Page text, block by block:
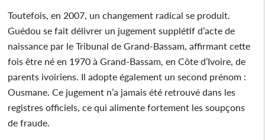
Toutefois, en 2007, un changement radical se produit.
Guédou se fait délivrer un jugement supplétif d’acte de
naissance par le Tribunal de Grand-Bassam, affirmant cette
fois être né en 1970 à Grand-Bassam, en Côte d’Ivoire, de
parents ivoiriens. Il adopte également un second prénom :
Ousmane. Ce jugement n’a jamais été retrouvé dans les
registres officiels, ce qui alimente fortement les soupçons
de fraude.